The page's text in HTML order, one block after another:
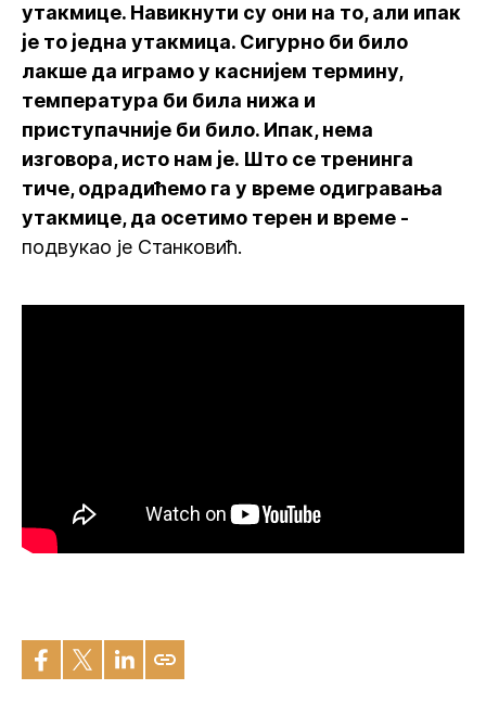
утакмице. Навикнути су они на то, али ипак
је то једна утакмица. Сигурно би било
лакше да играмо у каснијем термину,
температура би била нижа и
приступачније би било. Ипак, нема
изговора, исто нам је. Што се тренинга
тиче, одрадићемо га у време одигравања
утакмице, да осетимо терен и време -
подвукао је Станковић.